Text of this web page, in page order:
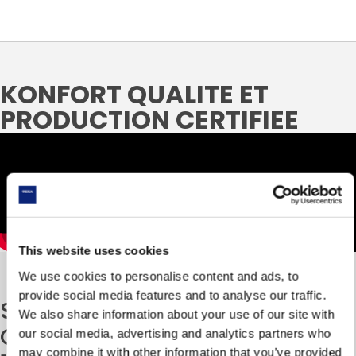
This website uses cookies
We use cookies to personalise content and ads, to
provide social media features and to analyse our traffic.
We also share information about your use of our site with
our social media, advertising and analytics partners who
may combine it with other information that you’ve provided
KONFORT QUALITE ET
PRODUCTION CERTIFIEE
SYSTEME DE
QUALITEISO TS
Cette opération
élimine par ailleurs
d’éventuels défauts